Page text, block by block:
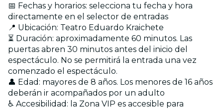
📅 Fechas y horarios: selecciona tu fecha y hora
directamente en el selector de entradas
📍 Ubicación: Teatro Eduardo Kraichete
⏳ Duración: aproximadamente 60 minutos. Las
puertas abren 30 minutos antes del inicio del
espectáculo. No se permitirá la entrada una vez
comenzado el espectáculo.
👤 Edad: mayores de 8 años. Los menores de 16 años
deberán ir acompañados por un adulto
♿ Accesibilidad: la Zona VIP es accesible para